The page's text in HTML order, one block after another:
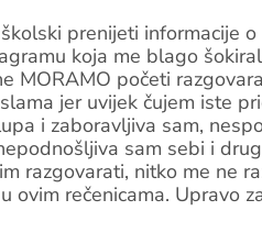
prenijeti informacije
koja me blago
MORAMO početi
jer uvijek čujem iste
i zaboravljiva sam,
sam sebi i
razgovarati, nitko me ne
rečenicama. Upravo